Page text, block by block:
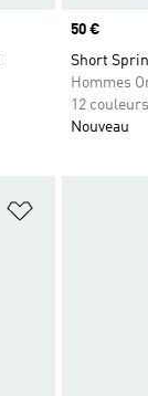
Prix
50 €
Short
Hommes
12 couleurs
Nouveau
Ajouter à la